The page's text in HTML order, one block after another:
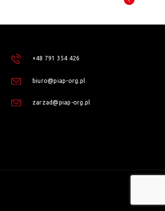
+48 791 354 426
biuro@piap-org.pl
zarzad@piap-org.pl